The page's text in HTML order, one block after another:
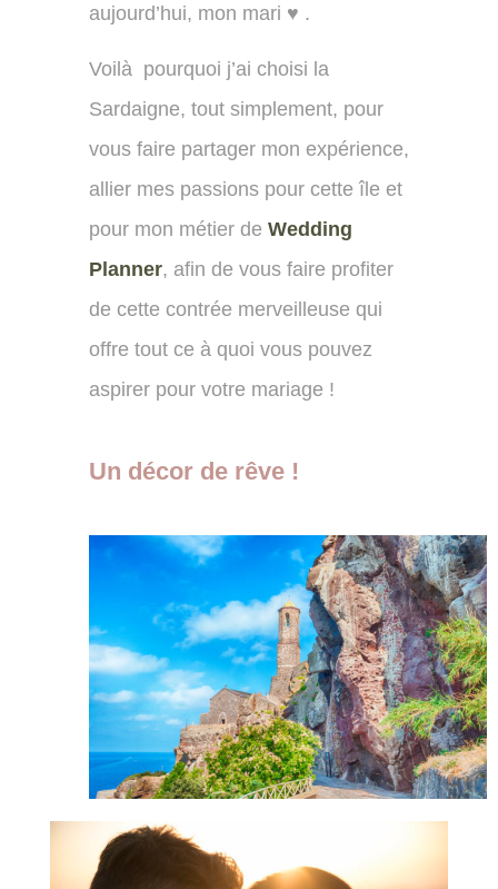
aujourd’hui, mon mari ♥ .
Voilà pourquoi j’ai choisi la
Sardaigne, tout simplement, pour
vous faire partager mon expérience,
allier mes passions pour cette île et
pour mon métier de Wedding
Planner, afin de vous faire profiter
de cette contrée merveilleuse qui
offre tout ce à quoi vous pouvez
aspirer pour votre mariage !
Un décor de rêve !